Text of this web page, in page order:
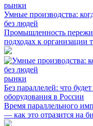
рынки
Умные производства:
без людей
Промышленность
подходах к организации
рынки
Без параллелей: что
оборудования в России
Время параллельного
— как это отразится на